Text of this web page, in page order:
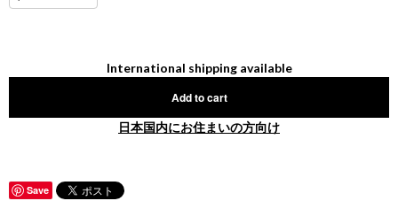
International shipping available
Add to cart
日本国内にお住まいの方向け
Save